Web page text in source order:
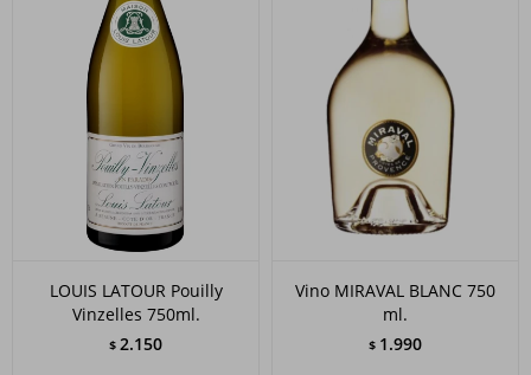
LOUIS LATOUR Pouilly
Vinzelles 750ml.
$ 2.150
Vino MIRAVAL BLANC 750
ml.
$ 1.990